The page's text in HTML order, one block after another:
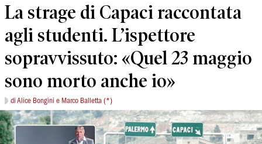
La strage di Capaci raccontata
agli studenti. L’ispettore
sopravvissuto: «Quel 23 maggio
sono morto anche io»
di Alice Bongini e Marco Balletta (*)